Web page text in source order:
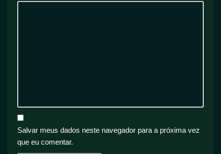
Salvar meus dados neste navegador para a próxima vez
que eu comentar.